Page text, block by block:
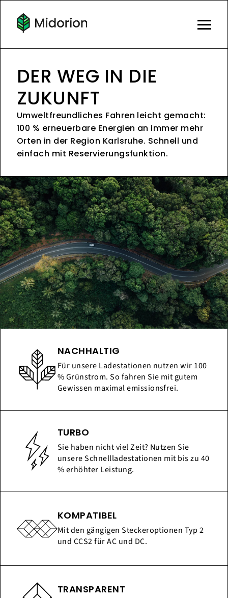
DER WEG IN DIE
ZUKUNFT
Umweltfreundliches Fahren leicht gemacht:
100 % erneuerbare Energien an immer mehr
Orten in der Region Karlsruhe. Schnell und
einfach mit Reservierungsfunktion.
NACHHALTIG
Für unsere Ladestationen nutzen wir 100
% Grünstrom. So fahren Sie mit gutem
Gewissen maximal emissionsfrei.
TURBO
Sie haben nicht viel Zeit? Nutzen Sie
unsere Schnellladestationen mit bis zu 40
% erhöhter Leistung.
KOMPATIBEL
Mit den gängigen Steckeroptionen Typ 2
und CCS2 für AC und DC.
TRANSPARENT